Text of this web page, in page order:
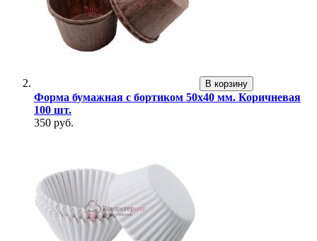
В корзину
Форма бумажная с бортиком 50х40 мм. Коричневая
100 шт.
350 руб.